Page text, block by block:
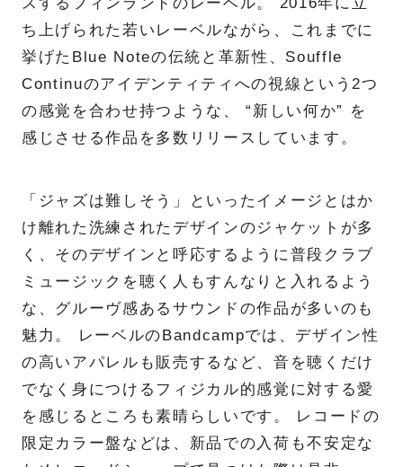
ち上げられた若いレーベルながら、これまでに
挙げたBlue Noteの伝統と革新性、Souffle
Continuのアイデンティティへの視線という2つ
の感覚を合わせ持つような、 “新しい何か” を
感じさせる作品を多数リリースしています。
「ジャズは難しそう」といったイメージとはか
け離れた洗練されたデザインのジャケットが多
く、そのデザインと呼応するように普段クラブ
ミュージックを聴く人もすんなりと入れるよう
な、グルーヴ感あるサウンドの作品が多いのも
魅力。 レーベルのBandcampでは、デザイン性
の高いアパレルも販売するなど、音を聴くだけ
でなく身につけるフィジカル的感覚に対する愛
を感じるところも素晴らしいです。 レコードの
限定カラー盤などは、新品での入荷も不安定な